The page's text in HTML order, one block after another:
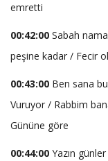
emretti
00:42:00 Sabah
peşine kadar / Fecir
00:43:00 Ben sana
Vuruyor / Rabbim
Gününe göre
00:44:00 Yazın